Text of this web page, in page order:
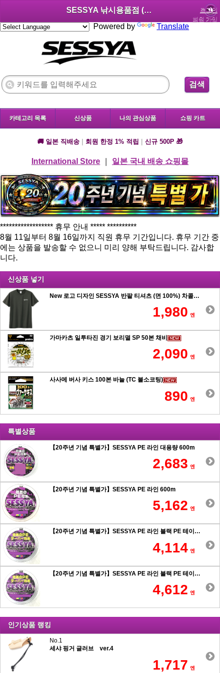
SESSYA 낚시용품점 (한국어)
Powered by
Translate
로그인
회원 가입
검색
카테고리 목록 신상품 나의 관심상품 쇼핑 카트
🚚 일본 직배송 회원 한정 1% 적립 신규 500P 🎁
International Store 일본 국내 배송 쇼핑몰
****************** 휴무 안내 ***** **********
8월 11일부터 8월 16일까지 직원 휴무 기간입니다. 휴무 기간 중
에는 상품을 발송할 수 없으니 미리 양해 부탁드립니다. 감사합
니다.
신상품 넣기
New 로고 디자인 SESSYA 반팔 티셔츠 (면 100%) 차콜
1,980 엔
가마카츠 일투타진 경기 보리멸 SP 50본 채비
2,090 엔
사사메 버사 키스 100본 바늘 (TC 불소코팅)
890 엔
특별상품
【20주년 기념 특별가】SESSYA PE 라인 대용량 600m
2,683 엔
【20주년 기념 특별가】SESSYA PE 라인 600m
5,162 엔
【20주년 기념 특별가】SESSYA PE 라인 블랙 PE 테이퍼 힘사 원투 0.6호 이상
4,114 엔
【20주년 기념 특별가】SESSYA PE 라인 블랙 PE 테이퍼 힘사 원투 0.5호 이하
4,612 엔
인기상품 랭킹
No.1
세샤 핑거 글러브 ver.4
1,717 엔